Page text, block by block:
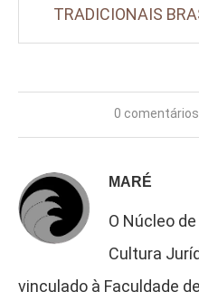
TRADICIONAIS
0 comentários
MARÉ
O Núcleo
Cultura
vinculado à Faculdade